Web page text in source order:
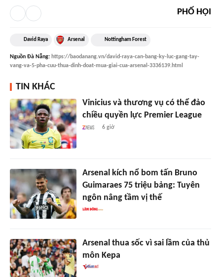
PHỐ HỘI
David Raya Arsenal Nottingham Forest
Nguồn Đà Nẵng: https://baodanang.vn/david-raya-can-bang-ky-luc-gang-tay-
vang-va-5-pha-cuu-thua-dinh-doat-mua-giai-cua-arsenal-3336139.html
TIN KHÁC
Vinicius và thương vụ có thể đảo
chiều quyền lực Premier League
6 giờ
Arsenal kích nổ bom tấn Bruno
Guimaraes 75 triệu bảng: Tuyên
ngôn nâng tầm vị thế
Arsenal thua sốc vì sai lầm của thủ
môn Kepa